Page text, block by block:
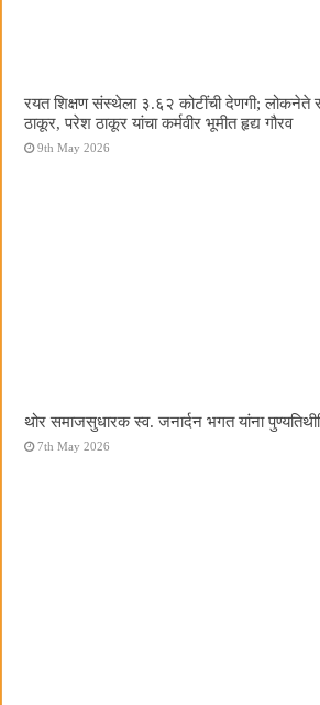
रयत शिक्षण संस्थेला ३.६२ कोटींची देणगी; लोकनेते
ठाकूर, परेश ठाकूर यांचा कर्मवीर भूमीत हृद्य गौरव
9th May 2026
थोर समाजसुधारक स्व. जनार्दन भगत यांना
7th May 2026